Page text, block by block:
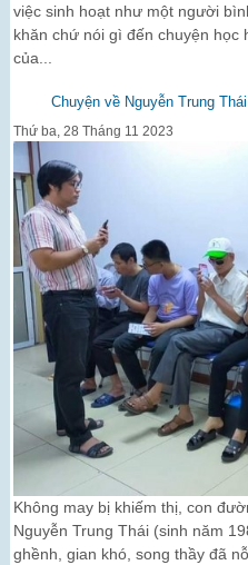
việc sinh hoạt như một người
khăn chứ nói gì đến chuyện học
của...
Chuyện về Nguyễn Trung
Thứ ba, 28 Tháng 11 2023
Không may bị khiếm thị, con
Nguyễn Trung Thái (sinh năm
ghềnh, gian khó, song thầy đã